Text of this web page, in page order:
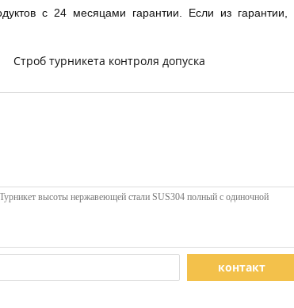
с 24 месяцами гарантии. Если из
Строб турникета контроля допуска
контакт